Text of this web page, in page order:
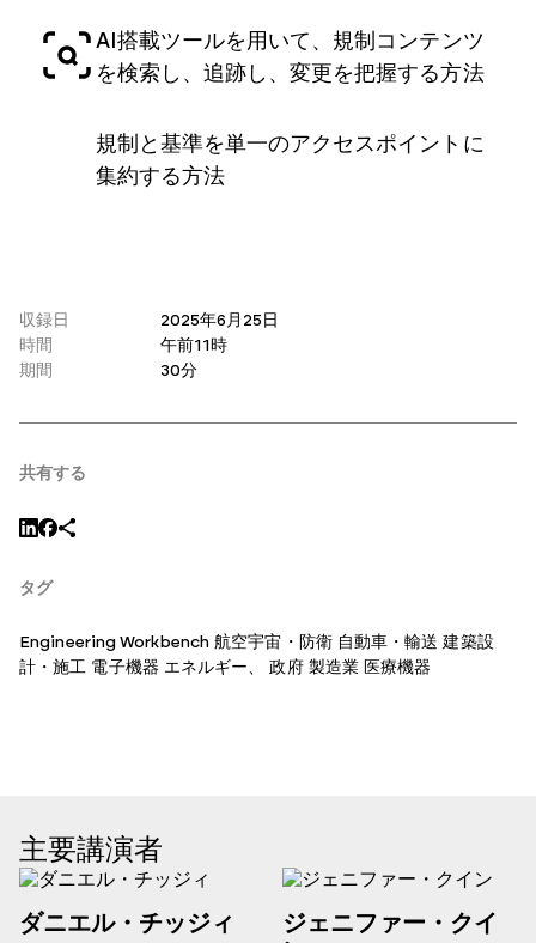
収録日
2025年6月25日
時間
午前11時
期間
30分
共有する
タグ
Engineering Workbench 航空宇宙・防衛 自動車・輸送 建築設
計・施工 電子機器 エネルギー、 政府 製造業 医療機器
AI搭載ツールを用いて、規制コンテンツ
を検索し、追跡し、変更を把握する方法
規制と基準を単一のアクセスポイントに
集約する方法
主要講演者
ダニエル・チッジィ
ジェニファー・クイ